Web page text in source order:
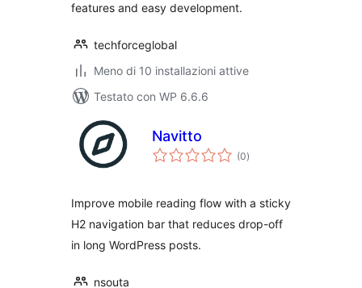
features and easy development.
techforceglobal
Meno di 10 installazioni attive
Testato con WP 6.6.6
Navitto
(0valutazioni
totali
)
Improve mobile reading flow with a sticky
H2 navigation bar that reduces drop-off
in long WordPress posts.
nsouta